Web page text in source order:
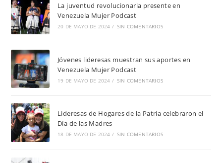
La juventud revolucionaria presente en
Venezuela Mujer Podcast
20 DE MAYO DE 2024 / SIN COMENTARIOS
Jóvenes lideresas muestran sus aportes en
Venezuela Mujer Podcast
19 DE MAYO DE 2024 / SIN COMENTARIOS
Lideresas de Hogares de la Patria celebraron el
Día de las Madres
18 DE MAYO DE 2024 / SIN COMENTARIOS